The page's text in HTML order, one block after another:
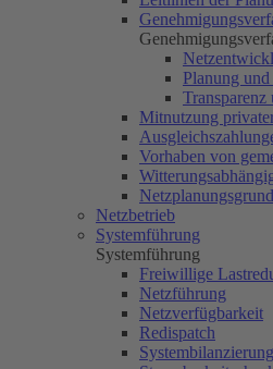
Planung
Mitnutzung
Vorhaben von
Netzbetrieb
Systemführung
Systemführung
Freiwillige
Netzführung
Netzverfügbarkeit
Redispatch
Systembilanzierung